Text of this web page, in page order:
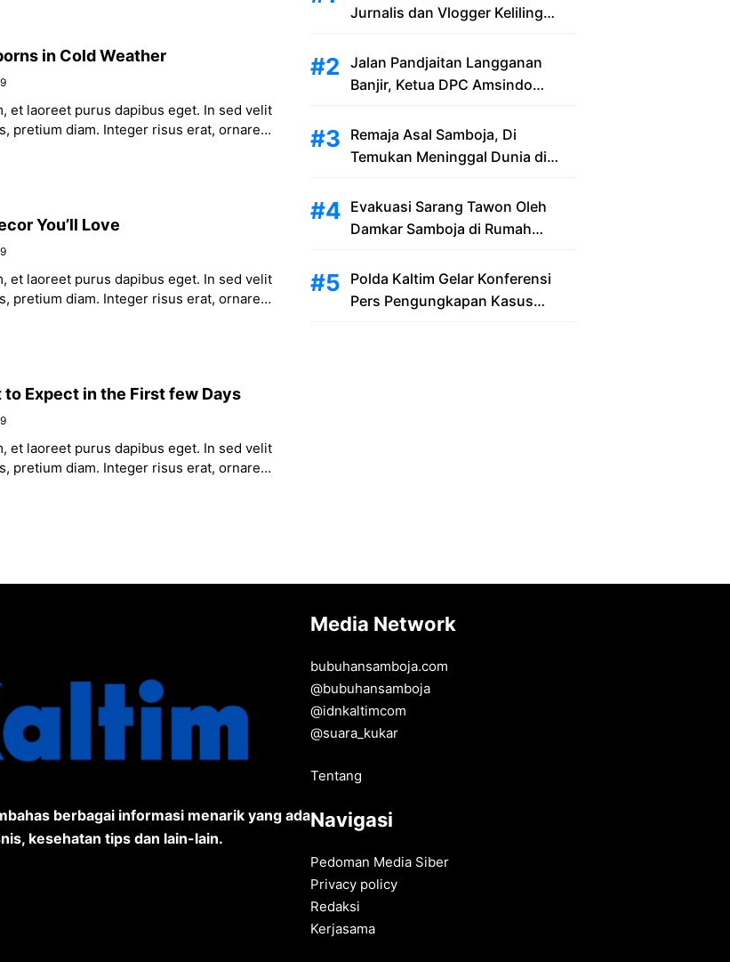
in Cold Weather
et laoreet purus dapibus eget. In sed velit
pretium diam. Integer risus erat, ornare
You’ll Love
et laoreet purus dapibus eget. In sed velit
pretium diam. Integer risus erat, ornare
to Expect in the First few Days
et laoreet purus dapibus eget. In sed velit
pretium diam. Integer risus erat, ornare
Jurnalis dan Vlogger Keliling
Stylo 160
Jalan Pandjaitan Langganan
Banjir, Ketua DPC Amsindo
Solusi Saat Penumpang Bandara
dan Masyarakat Terjebak Banjir
Remaja Asal Samboja, Di
Temukan Meninggal Dunia di
Evakuasi Sarang Tawon Oleh
Damkar Samboja di Rumah
Polda Kaltim Gelar Konferensi
Pers Pengungkapan Kasus
berbagai informasi menarik yang ada
kesehatan tips dan lain-lain.
Media Network
bubuhansamboja.com
@bubuhansamboja
@idnkaltimcom
@suara_kukar
Tentang
Navigasi
Pedoman Media Siber
Privacy policy
Redaksi
Kerjasama